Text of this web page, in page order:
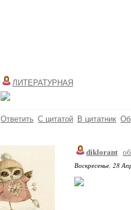
ЛИТЕРАТУРНАЯ
Ответить С цитатой В цитатник
diklorant
Воскресенье, 28